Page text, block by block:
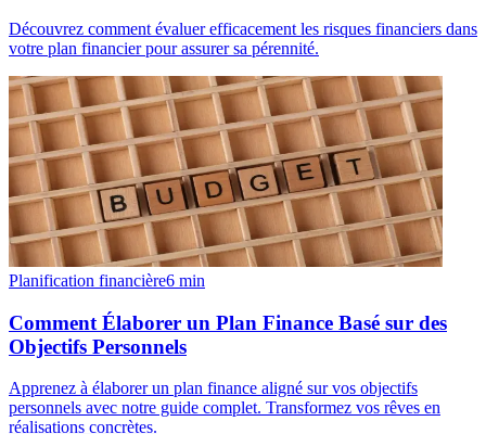
Découvrez comment évaluer efficacement les risques financiers dans
votre plan financier pour assurer sa pérennité.
Planification financière6 min
Comment Élaborer un Plan Finance Basé sur des
Objectifs Personnels
Apprenez à élaborer un plan finance aligné sur vos objectifs
personnels avec notre guide complet. Transformez vos rêves en
réalisations concrètes.